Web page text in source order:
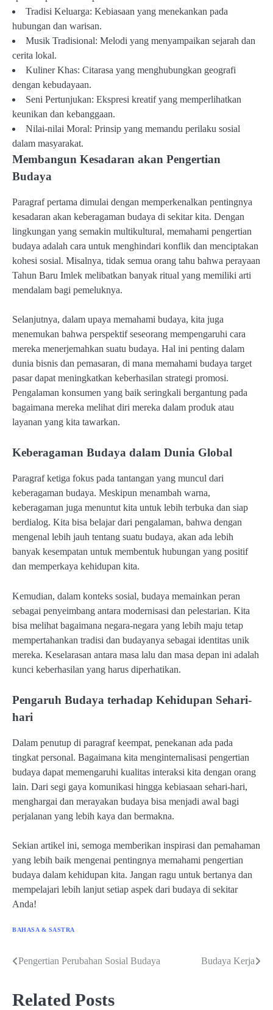
Tradisi Keluarga: Kebiasaan yang menekankan pada
hubungan dan warisan.
Musik Tradisional: Melodi yang menyampaikan sejarah dan
cerita lokal.
Kuliner Khas: Citarasa yang menghubungkan geografi
dengan kebudayaan.
Seni Pertunjukan: Ekspresi kreatif yang memperlihatkan
keunikan dan kebanggaan.
Nilai-nilai Moral: Prinsip yang memandu perilaku sosial
dalam masyarakat.
Membangun Kesadaran akan Pengertian
Budaya
Paragraf pertama dimulai dengan memperkenalkan pentingnya
kesadaran akan keberagaman budaya di sekitar kita. Dengan
lingkungan yang semakin multikultural, memahami pengertian
budaya adalah cara untuk menghindari konflik dan menciptakan
kohesi sosial. Misalnya, tidak semua orang tahu bahwa perayaan
Tahun Baru Imlek melibatkan banyak ritual yang memiliki arti
mendalam bagi pemeluknya.
Selanjutnya, dalam upaya memahami budaya, kita juga
menemukan bahwa perspektif seseorang mempengaruhi cara
mereka menerjemahkan suatu budaya. Hal ini penting dalam
dunia bisnis dan pemasaran, di mana memahami budaya target
pasar dapat meningkatkan keberhasilan strategi promosi.
Pengalaman konsumen yang baik seringkali bergantung pada
bagaimana mereka melihat diri mereka dalam produk atau
layanan yang kita tawarkan.
Keberagaman Budaya dalam Dunia Global
Paragraf ketiga fokus pada tantangan yang muncul dari
keberagaman budaya. Meskipun menambah warna,
keberagaman juga menuntut kita untuk lebih terbuka dan siap
berdialog. Kita bisa belajar dari pengalaman, bahwa dengan
mengenal lebih jauh tentang suatu budaya, akan ada lebih
banyak kesempatan untuk membentuk hubungan yang positif
dan memperkaya kehidupan kita.
Kemudian, dalam konteks sosial, budaya memainkan peran
sebagai penyeimbang antara modernisasi dan pelestarian. Kita
bisa melihat bagaimana negara-negara yang lebih maju tetap
mempertahankan tradisi dan budayanya sebagai identitas unik
mereka. Keselarasan antara masa lalu dan masa depan ini adalah
kunci keberhasilan yang harus diperhatikan.
Pengaruh Budaya terhadap Kehidupan Sehari-
hari
Dalam penutup di paragraf keempat, penekanan ada pada
tingkat personal. Bagaimana kita menginternalisasi pengertian
budaya dapat memengaruhi kualitas interaksi kita dengan orang
lain. Dari segi gaya komunikasi hingga kebiasaan sehari-hari,
menghargai dan merayakan budaya bisa menjadi awal bagi
perjalanan yang lebih kaya dan bermakna.
Sekian artikel ini, semoga memberikan inspirasi dan pemahaman
yang lebih baik mengenai pentingnya memahami pengertian
budaya dalam kehidupan kita. Jangan ragu untuk bertanya dan
mempelajari lebih lanjut setiap aspek dari budaya di sekitar
Anda!
BAHASA & SASTRA
Post
Pengertian Perubahan Sosial Budaya Budaya Kerja
Related Posts